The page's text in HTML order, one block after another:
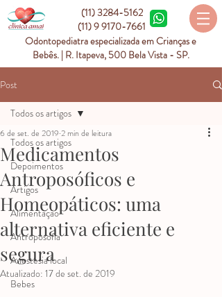
(11) 3284-5162
(11) 9 9170-7661
Odontopediatra especializada em Crianças e
Bebês. | R. Itapeva, 500 Bela Vista - SP.
Post
Todos os artigos
Depoimentos
Artigos
Alimentação
Antroposofia
Anestesia local
Bebes
Todos os artigos
Medicamentos
Antroposóficos e
Homeopáticos: uma
alternativa eficiente e
segura
6 de set. de 2019 2 min de leitura
Atualizado: 17 de set. de 2019